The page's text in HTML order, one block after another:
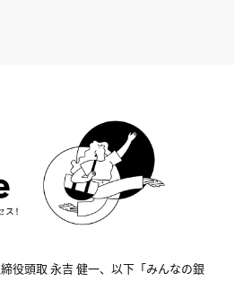
役頭取 永吉 健一、以下「みんなの銀